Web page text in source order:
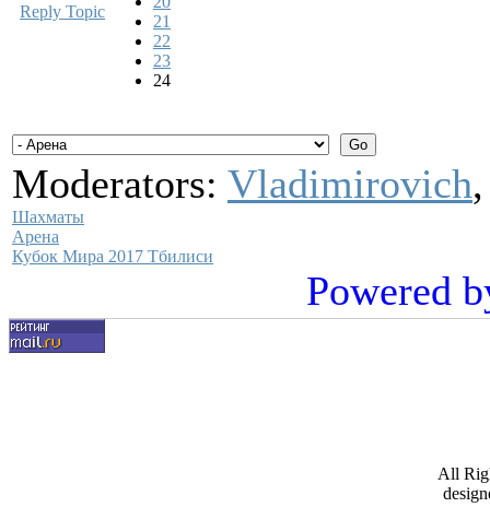
Reply Topic
21
22
23
24
Moderators: Vladimirovich
Шахматы
Арена
Кубок Мира 2017 Тбилиси
Powered
All